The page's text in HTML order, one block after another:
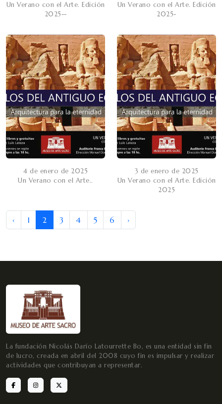
Un Verano con el Arte. Edición
2025--
Un Verano con el Arte. Edición
2025-
4 de enero de 2025
Un Verano con el Arte..
3 de enero de 2025
Un Verano con el Arte. Edición
2025
‹ 1 2 3 4 5 6 ›
La fundación Nicolás Darío Latourrette Bo, es una entidad sin fin
de lucro, creada en abril del 2008 cuyo fin es impulsar y realizar
actividades que contribuyan a representar.